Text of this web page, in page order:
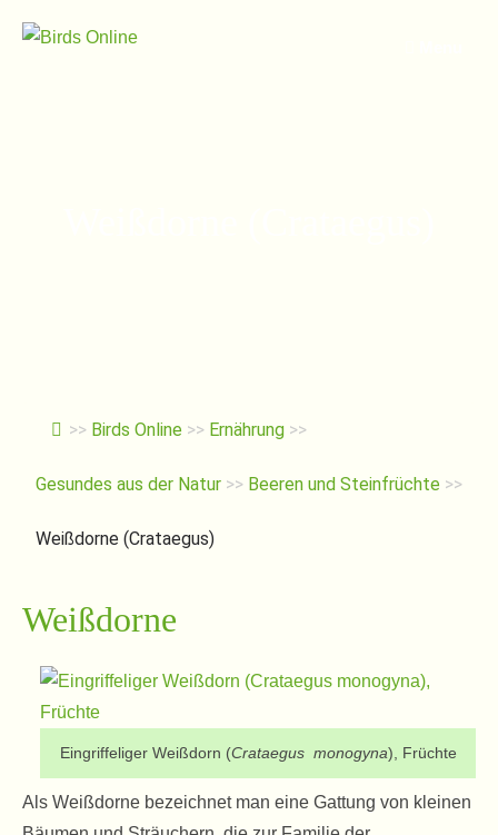
zum
>> Birds Online >> Ernährung >>
Gesundes aus der Natur >> Beeren und Steinfrüchte >>
Weißdorne (Crataegus)
Weißdorne
Eingriffeliger Weißdorn (Crataegus monogyna), Früchte
Als Weißdorne bezeichnet man eine Gattung von kleinen